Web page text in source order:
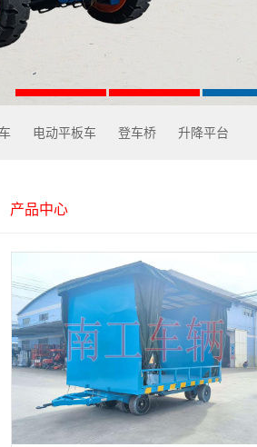
电动平板车 登车桥 升降平台
产品中心